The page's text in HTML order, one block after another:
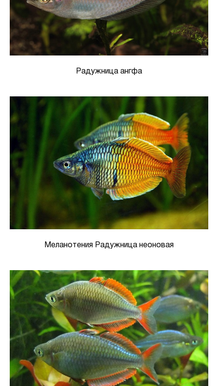
Радужница ангфа
Меланотения Радужница неоновая